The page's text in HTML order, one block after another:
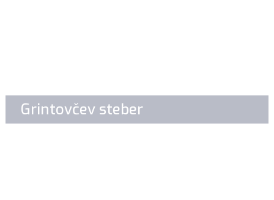
Grintovčev steber